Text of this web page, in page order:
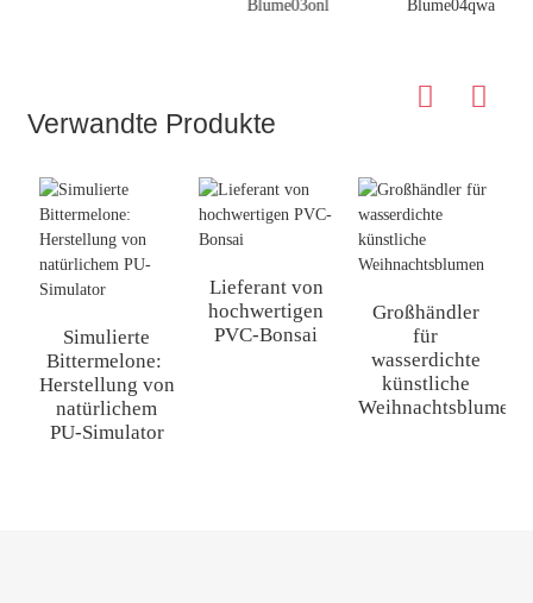
Verwandte Produkte
Simulierte
Bittermelone: ​​
Herstellung von
natürlichem
PU-Simulator
Lieferant von
hochwertigen
PVC-Bonsai
Großhändler
für
wasserdichte
künstliche
Weihnachtsblumen